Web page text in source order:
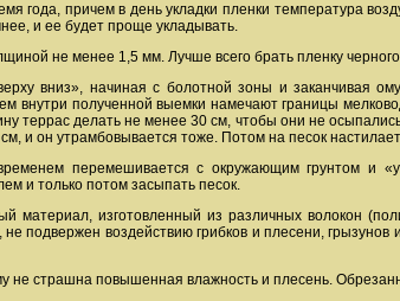
года, причем в день укладки пленки температура
и ее будет проще укладывать.
не менее 1,5 мм. Лучше всего брать пленку
вниз», начиная с болотной зоны и заканчивая
внутри полученной выемки намечают границы
террас делать не менее 30 см, чтобы они не
и он утрамбовывается тоже. Потом на песок
перемешивается с окружающим грунтом и
и только потом засыпать песок.
материал, изготовленный из различных волокон
подвержен воздействию грибков и плесени,
не страшна повышенная влажность и плесень.